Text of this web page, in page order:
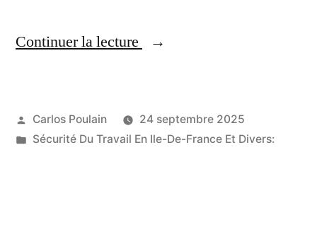
Continuer la lecture
« Accident
en
Publié
par
Carlos Poulain
24 septembre 2025
Publié
Sécurité Du Travail En Ile-De-France Et Divers: